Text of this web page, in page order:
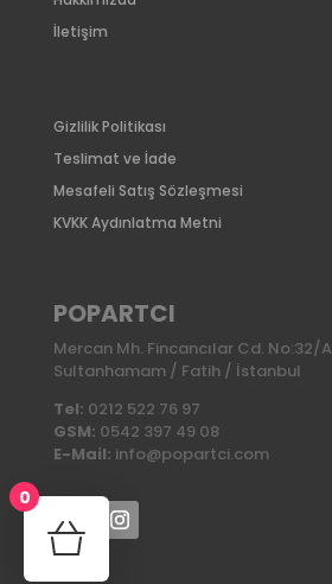
İletişim
Gizlilik Politikası
Teslimat ve İade
Mesafeli Satış Sözleşmesi
KVKK Aydınlatma Metni
POPARTCI
Mercan Mh. Fincancılar Cd. No:32/A
Sultanhamam / Fatih / İstanbul
Tel: 0212 522 76 97
GSM: 0542 397 49 08
E-Mail: info@popartci.com
0